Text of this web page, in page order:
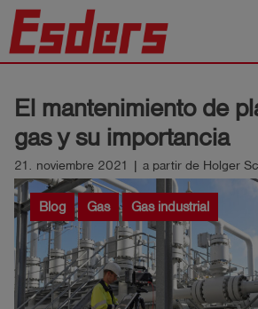
Blog
Aplicaciones
Soporte
Empresa
Contacto
El mantenimiento de
gas y su importancia
21. noviembre 2021 | a partir de Holger
Blog Gas Gas industrial